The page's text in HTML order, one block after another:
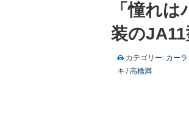
「憧れ
装の
カテゴリー: カー
キ /高橋満